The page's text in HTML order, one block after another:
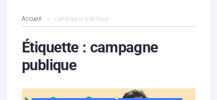
Contenus litigieux
Nous soutenir
Accueil campagne publique
Étiquette : campagne
publique